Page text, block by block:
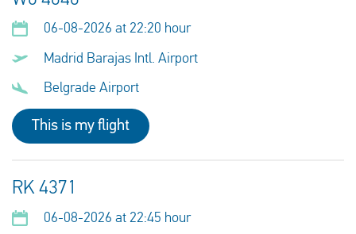
06-08-2026 at 22:20 hour
Madrid Barajas Intl. Airport
Belgrade Airport
This is my flight
RK 4371
06-08-2026 at 22:45 hour